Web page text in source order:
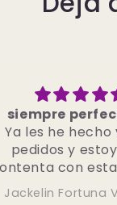
Mega schöne
sie immer
👍🏼